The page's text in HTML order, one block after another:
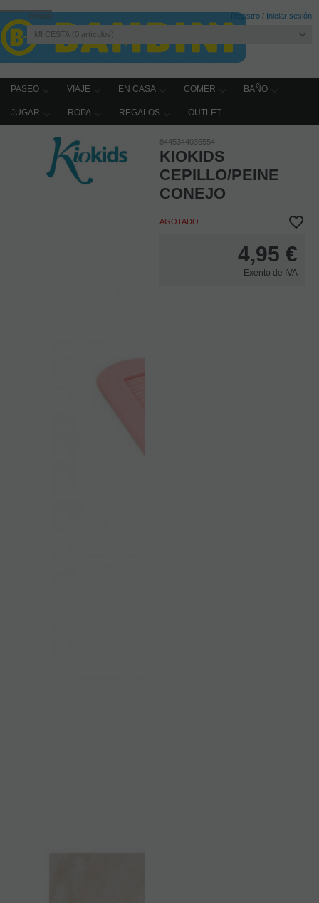
Invitado Registro / Iniciar sesión
MI CESTA 0 artículos
PASEO VIAJE EN CASA COMER BAÑO
JUGAR ROPA REGALOS OUTLET
8445344035554
KIOKIDS
CEPILLO/PEINE
CONEJO
AGOTADO
4,95 €
Exento de IVA